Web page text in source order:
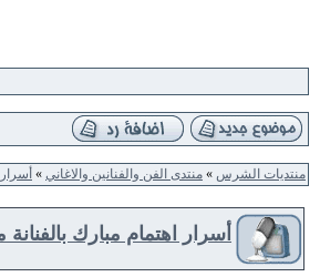
منتديات الشرس » منتدى الفن والفنانين والاغاني »
أسرار اهتمام مبارك